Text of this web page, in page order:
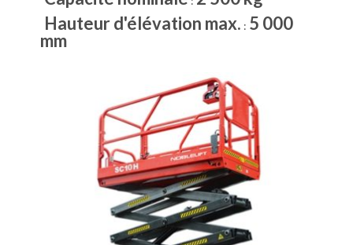
Hauteur d'élévation max. : 5 000
mm